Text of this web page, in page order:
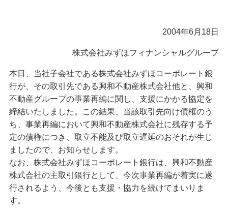
住宅ローン・カードローン
貯める・増やす
預金・NISA・資産運用
備える
相続・保険
学ぶ・考える
生涯学習
お客さまサポート
困ったときは・よくあるご質問
2004年6月18日
株式会社みずほフィナンシャルグループ
本日、当社子会社である株式会社みずほコーポレート銀
行が、その取引先である興和不動産株式会社他と、興和
不動産グループの事業再編に関し、支援にかかる協定を
締結いたしました。この結果、当該取引先向け債権のう
ち、事業再編において興和不動産株式会社に残存する予
定の債権につき、取立不能及び取立遅延のおそれが生じ
ましたので、お知らせします。
なお、株式会社みずほコーポレート銀行は、興和不動産
株式会社の主取引銀行として、今次事業再編が着実に遂
行されるよう、今後とも支援・協力を続けてまいりま
す。